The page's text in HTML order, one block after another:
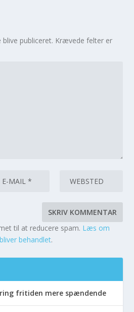
blive publiceret. Krævede felter er
til at reducere spam. Læs om
behandlet.
fritiden mere spændende